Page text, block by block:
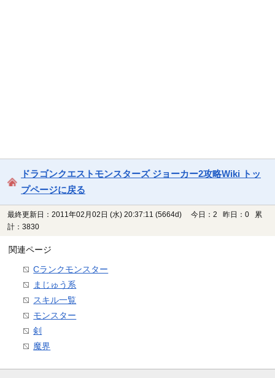
ドラゴンクエストモンスターズ ジョーカー2攻略Wiki トッ
プページに戻る
最終更新日：2011年02月02日 (水) 20:37:11 (5664d)
今日：2 昨日：0 累
計：3830
関連ページ
Cランクモンスター
まじゅう系
スキル一覧
モンスター
剣
魔界